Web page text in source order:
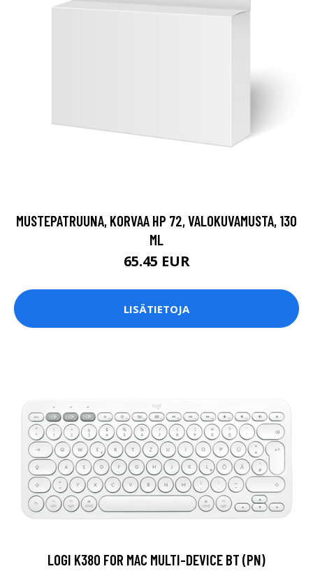
MUSTEPATRUUNA, KORVAA HP 72, VALOKUVAMUSTA, 130
ML
65.45 EUR
LISÄTIETOJA
LOGI K380 FOR MAC MULTI-DEVICE BT (PN)